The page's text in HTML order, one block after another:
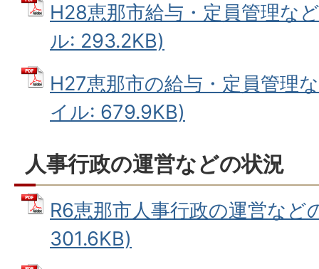
H28恵那市給与・定員管理な
ル: 293.2KB)
H27恵那市の給与・定員管理
イル: 679.9KB)
人事行政の運営などの状況
R6恵那市人事行政の運営など
301.6KB)